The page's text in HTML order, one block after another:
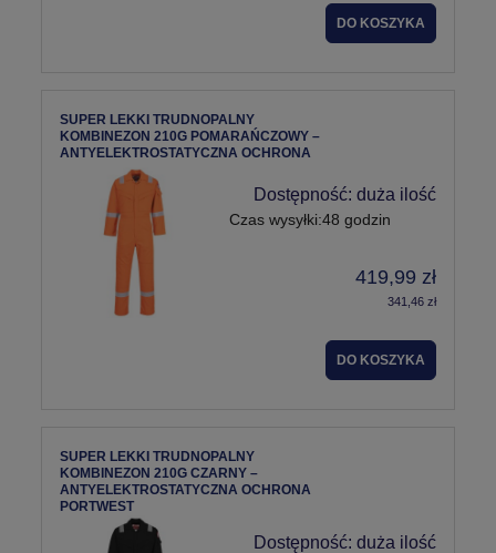
DO KOSZYKA
SUPER LEKKI TRUDNOPALNY
KOMBINEZON 210G POMARAŃCZOWY –
ANTYELEKTROSTATYCZNA OCHRONA
Dostępność: duża ilość
Czas wysyłki:48 godzin
419,99 zł
341,46 zł
DO KOSZYKA
SUPER LEKKI TRUDNOPALNY
KOMBINEZON 210G CZARNY –
ANTYELEKTROSTATYCZNA OCHRONA
PORTWEST
Dostępność: duża ilość